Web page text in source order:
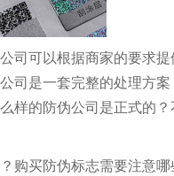
司可以根据商家的要求
司是一套完整的处理方
样的防伪公司是正式的
购买防伪标志需要注意